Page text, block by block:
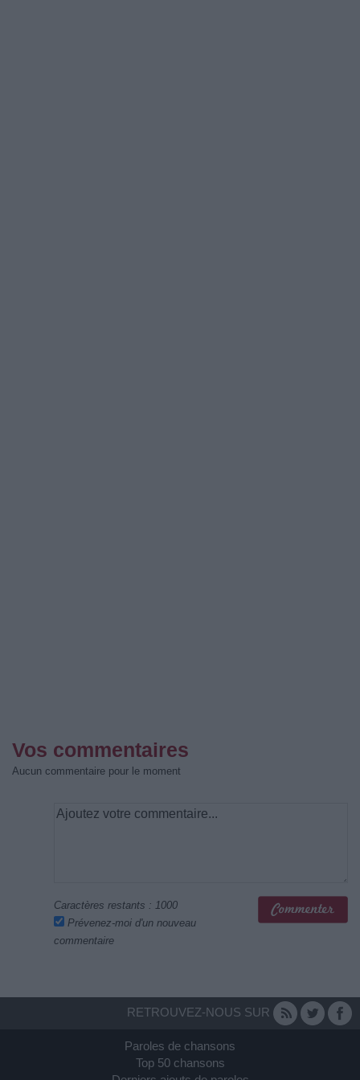
Vos commentaires
Aucun commentaire pour le moment
Caractères restants : 1000
Prévenez-moi d'un nouveau
commentaire
RETROUVEZ-NOUS SUR
Paroles de chansons
Top 50 chansons